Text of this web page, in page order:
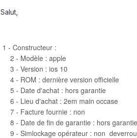
Salut,
1 - Constructeur :
2 - Modèle : apple
3 - Version : ios 10
4 - ROM : dernière version officielle
5 - Date d'achat : hors garantie
6 - Lieu d'achat : 2em main occase
7 - Facture fournie : non
8 - Date de fin de garantie : hors garantie
9 - Simlockage opérateur : non